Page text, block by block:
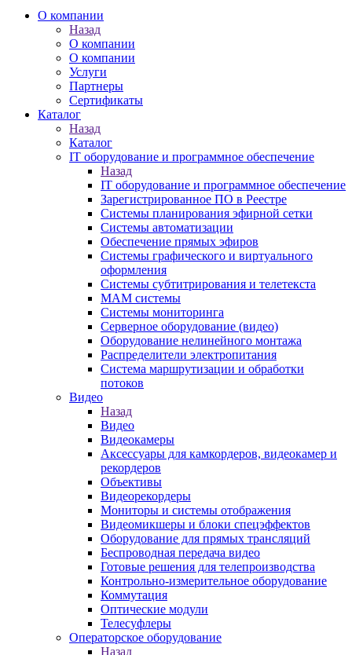
О компании
Назад
О компании
О компании
Услуги
Партнеры
Сертификаты
Каталог
Назад
Каталог
IT оборудование и программное обеспечение
Назад
IT оборудование и программное обеспечение
Зарегистрированное ПО в Реестре
Системы планирования эфирной сетки
Системы автоматизации
Обеспечение прямых эфиров
Системы графического и виртуального
оформления
Системы субтитрирования и телетекста
MAM системы
Системы мониторинга
Серверное оборудование (видео)
Оборудование нелинейного монтажа
Распределители электропитания
Система маршрутизации и обработки
потоков
Видео
Назад
Видео
Видеокамеры
Аксессуары для камкордеров, видеокамер и
рекордеров
Объективы
Видеорекордеры
Мониторы и системы отображения
Видеомикшеры и блоки спецэффектов
Оборудование для прямых трансляций
Беспроводная передача видео
Готовые решения для телепроизводства
Контрольно-измерительное оборудование
Коммутация
Оптические модули
Телесуфлеры
Операторское оборудование
Назад